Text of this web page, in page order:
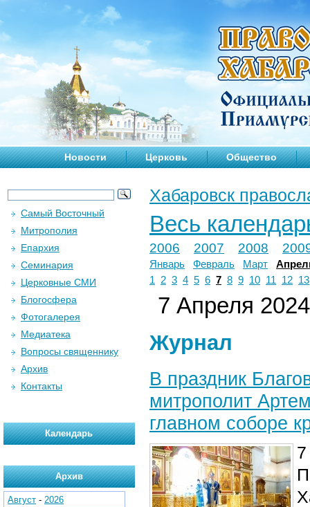
Новости Церковь Общество
Хабаровск
Весь
2006 2007 2008
Январь Февраль Март
1
2 3 4 5 6 7 8 9 10 11 12 13
7 Апреля 2024
Журнал
В праздник
митрополит
главном соборе
Самый Восточный
Митрополия
Епархия
Семинария
Церковные СМИ
Блогосфера
Фотогалерея
Медиатека
Вопросы священнику
Архив
Контакты
Календарь
Архив
Август - 2026